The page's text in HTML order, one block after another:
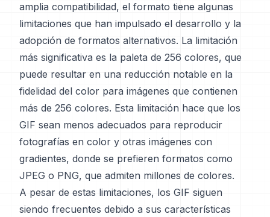
amplia compatibilidad, el formato tiene algunas
limitaciones que han impulsado el desarrollo y la
adopción de formatos alternativos. La limitación
más significativa es la paleta de 256 colores, que
puede resultar en una reducción notable en la
fidelidad del color para imágenes que contienen
más de 256 colores. Esta limitación hace que los
GIF sean menos adecuados para reproducir
fotografías en color y otras imágenes con
gradientes, donde se prefieren formatos como
JPEG o PNG, que admiten millones de colores.
A pesar de estas limitaciones, los GIF siguen
siendo frecuentes debido a sus características